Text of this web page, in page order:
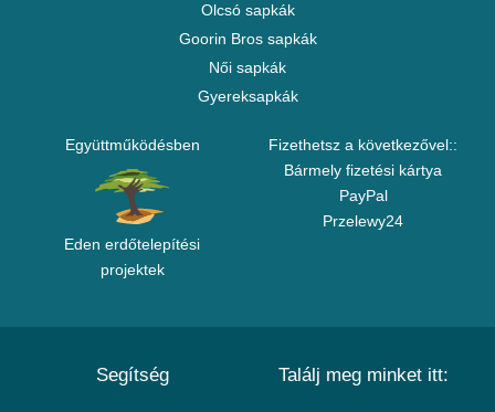
Olcsó sapkák
Goorin Bros sapkák
Női sapkák
Gyereksapkák
Együttműködésben
Eden erdőtelepítési
projektek
Fizethetsz a következővel::
Bármely fizetési kártya
PayPal
Przelewy24
Segítség Találj meg minket itt: